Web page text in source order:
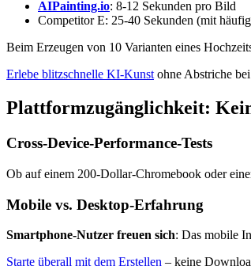
AIPainting.io: 8-12 Sekunden pro Bild
Competitor E: 25-40 Sekunden (mit
Beim Erzeugen von 10 Varianten eines
Erlebe blitzschnelle KI-Kunst ohne Abstriche
Plattformzugänglichkeit:
Cross-Device-Performance-Tests
Ob auf einem 200-Dollar-Chromebook oder
Mobile vs. Desktop-Erfahrung
Smartphone-Nutzer freuen sich: Das mobile
Starte überall mit dem Erstellen – keine